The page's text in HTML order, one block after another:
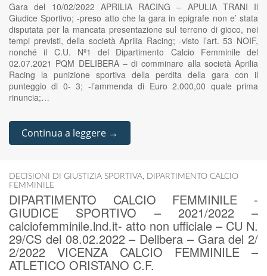
Gara del 10/02/2022 APRILIA RACING – APULIA TRANI Il
Giudice Sportivo; -preso atto che la gara in epigrafe non e’ stata
disputata per la mancata presentazione sul terreno di gioco, nei
tempi previsti, della società Aprilia Racing; -visto l’art. 53 NOIF,
nonché il C.U. Nº1 del Dipartimento Calcio Femminile del
02.07.2021 PQM DELIBERA – di comminare alla società Aprilia
Racing la punizione sportiva della perdita della gara con il
punteggio di 0- 3; -l’ammenda di Euro 2.000,00 quale prima
rinuncia;…
Continua a leggere →
DECISIONI DI GIUSTIZIA SPORTIVA, DIPARTIMENTO CALCIO
FEMMINILE
DIPARTIMENTO CALCIO FEMMINILE -
GIUDICE SPORTIVO – 2021/2022 –
calciofemminile.lnd.it- atto non ufficiale – CU N.
29/CS del 08.02.2022 – Delibera – Gara del 2/
2/2022 VICENZA CALCIO FEMMINILE –
ATLETICO ORISTANO C.F.